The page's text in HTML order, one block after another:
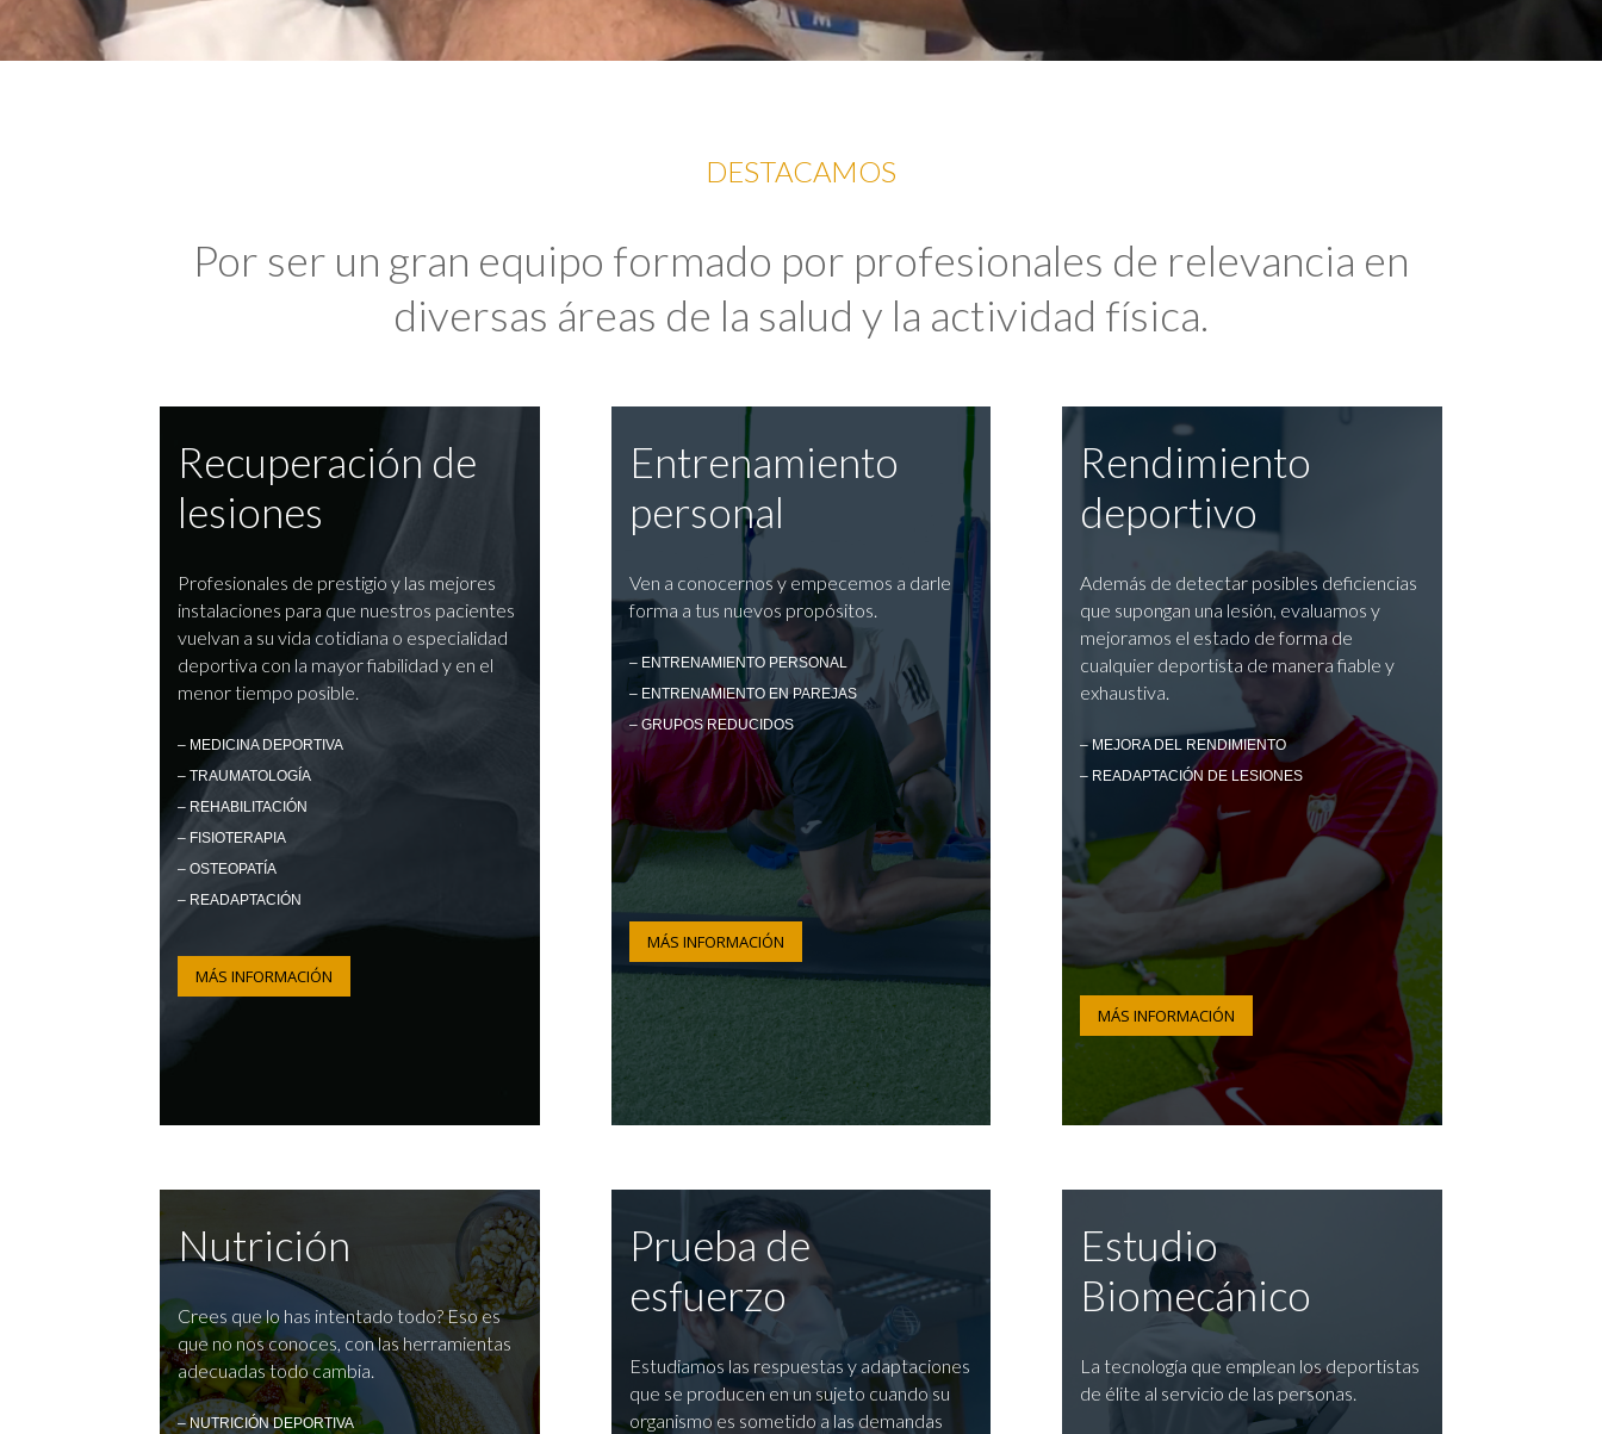
DESTACAMOS
Por ser un gran equipo formado por profesionales de relevancia en
diversas áreas de la salud y la actividad física.
Recuperación de
lesiones
Profesionales de prestigio y las mejores
instalaciones para que nuestros pacientes
vuelvan a su vida cotidiana o especialidad
deportiva con la mayor fiabilidad y en el
menor tiempo posible.
– MEDICINA DEPORTIVA
– TRAUMATOLOGÍA
– REHABILITACIÓN
– FISIOTERAPIA
– OSTEOPATÍA
– READAPTACIÓN
MÁS INFORMACIÓN
Entrenamiento
personal
Ven a conocernos y empecemos a darle
forma a tus nuevos propósitos.
– ENTRENAMIENTO PERSONAL
– ENTRENAMIENTO EN PAREJAS
– GRUPOS REDUCIDOS
MÁS INFORMACIÓN
Rendimiento
deportivo
Además de detectar posibles deficiencias
que supongan una lesión, evaluamos y
mejoramos el estado de forma de
cualquier deportista de manera fiable y
exhaustiva.
– MEJORA DEL RENDIMIENTO
– READAPTACIÓN DE LESIONES
MÁS INFORMACIÓN
Nutrición
Crees que lo has intentado todo? Eso es
que no nos conoces, con las herramientas
adecuadas todo cambia.
– NUTRICIÓN DEPORTIVA
Prueba de
esfuerzo
Estudiamos las respuestas y adaptaciones
que se producen en un sujeto cuando su
organismo es sometido a las demandas
Estudio
Biomecánico
La tecnología que emplean los deportistas
de élite al servicio de las personas.